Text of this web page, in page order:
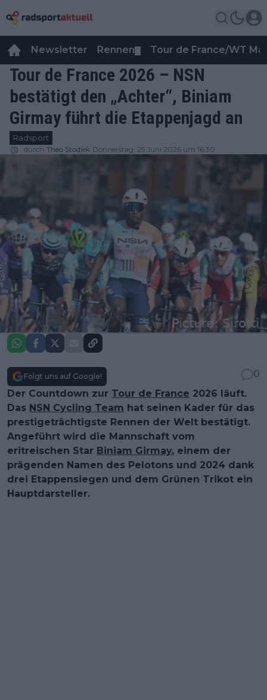
Newsletter Rennen Tour de France/WT
Tour de France 2026 – NSN
bestätigt den „Achter“, Biniam
Girmay führt die Etappenjagd an
Radsport
durch Theo Stodiek Donnerstag, 25 Juni 2026 um 16:30
Folgt uns auf Google!
0
Der Countdown zur Tour de France 2026 läuft.
Das NSN Cycling Team hat seinen Kader für das
prestigeträchtigste Rennen der Welt bestätigt.
Angeführt wird die Mannschaft vom
eritreischen Star Biniam Girmay, einem der
prägenden Namen des Pelotons und 2024 dank
drei Etappensiegen und dem Grünen Trikot ein
Hauptdarsteller.